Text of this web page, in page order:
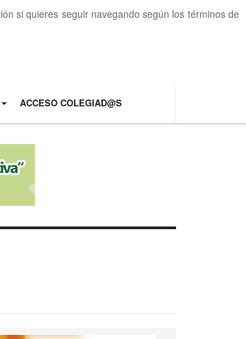
si quieres seguir navegando según los términos de
ACCESO COLEGIAD@S